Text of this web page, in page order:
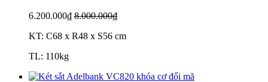
6.200.000₫ 8.000.000₫
KT: C68 x R48 x S56 cm
TL: 110kg